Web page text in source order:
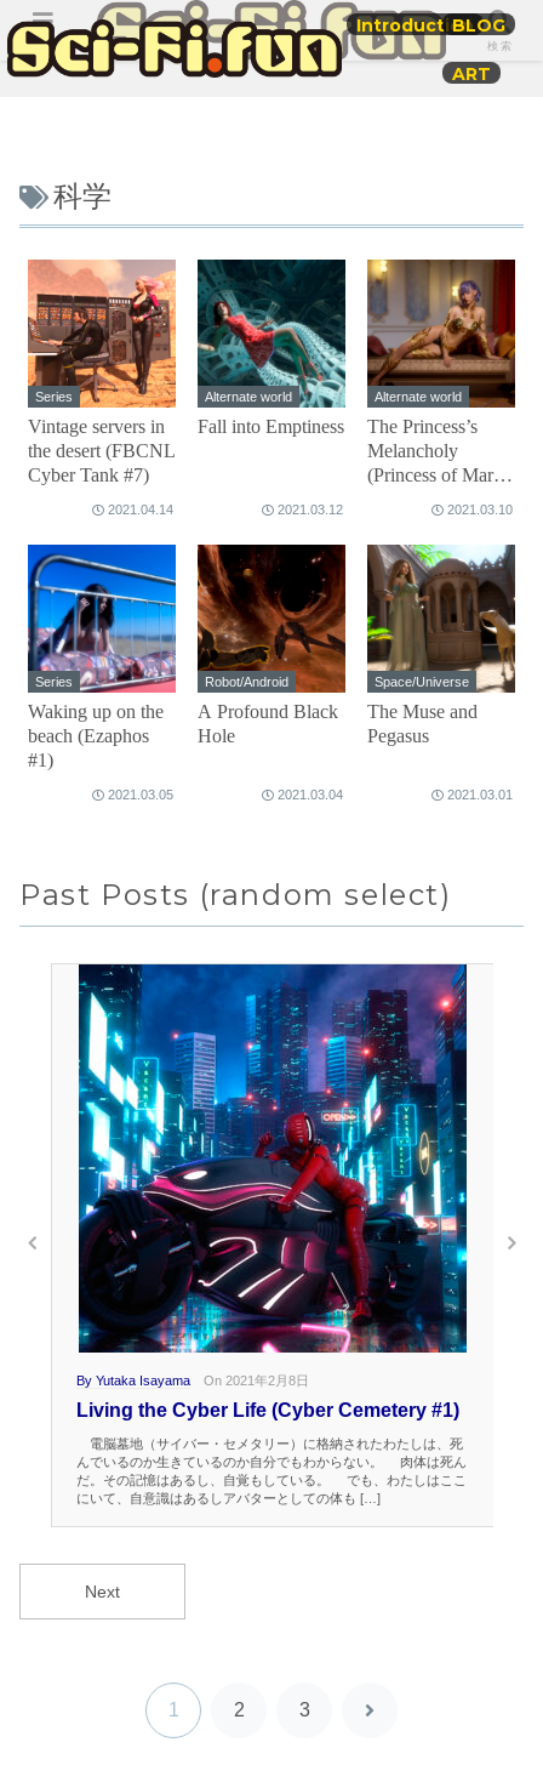
IntroductionBLOG
ART
科学
Series
Vintage servers in
the desert (FBCNL
Cyber Tank #7)
2021.04.14
Alternate world
Fall into Emptiness
2021.03.12
Alternate world
The Princess’s
Melancholy
(Princess of Mars
2021.03.10
Series
Waking up on the
beach (Ezaphos
#1)
2021.03.05
Robot/Android
A Profound Black
Hole
2021.03.04
Space/Universe
The Muse and
Pegasus
2021.03.01
Past Posts (random select)
By Yutaka Isayama On 2021年2月8日
Living the Cyber Life (Cyber Cemetery #1)
電脳墓地（サイバー・セメタリー）に格納されたわたしは、死
んでいるのか生きているのか自分でもわからない。 肉体は死ん
だ。その記憶はあるし、自覚もしている。 でも、わたしはここ
にいて、自意識はあるしアバターとしての体も […]
Next
1 2 3
次
メニュー 検索